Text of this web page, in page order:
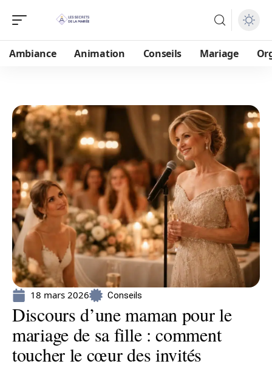
Ambiance Animation Conseils Mariage
18 mars 2026 Conseils
Discours d’une maman pour le
mariage de sa fille : comment
toucher le cœur des invités